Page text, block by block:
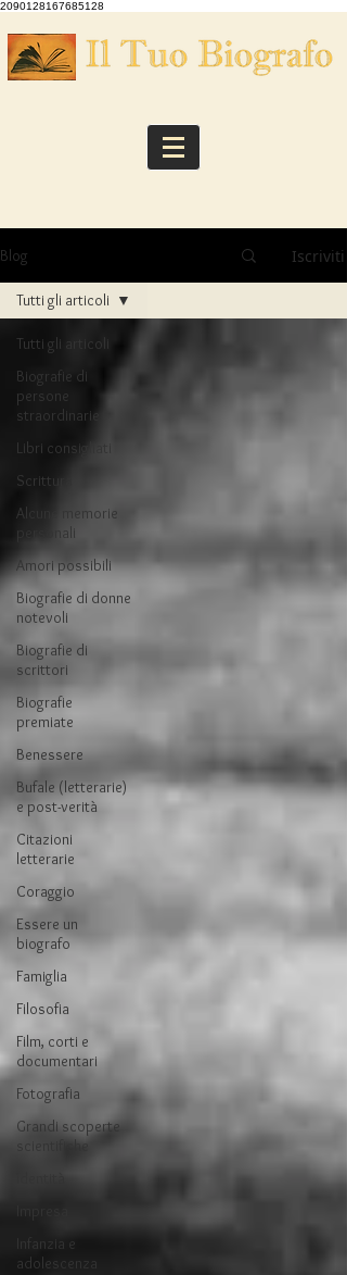
2090128167685128
Blog Iscriviti
Tutti gli articoli
Biografie di
persone
straordinarie
Libri consigliati
Scrittura
Alcune memorie
personali
Amori possibili
Biografie di donne
notevoli
Biografie di
scrittori
Biografie
premiate
Benessere
Bufale (letterarie)
e post-verità
Citazioni
letterarie
Coraggio
Essere un
biografo
Famiglia
Filosofia
Film, corti e
documentari
Fotografia
Grandi scoperte
scientifiche
Infanzia e
adolescenza
Tutti gli articoli